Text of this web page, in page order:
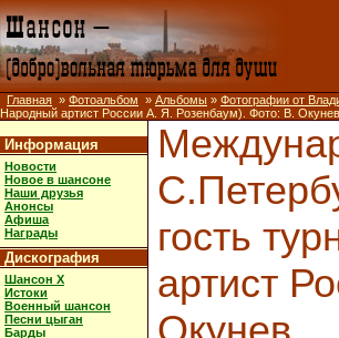
Главная » Фотоальбом » Альбомы » Фотографии от
Народный артист России А. Я. Розенбаум). Фото: В. Окунев
Информация
Новости
Новое в шансоне
Наши друзья
Анонсы
Афиша
Награды
Дискография
Шансон X
Истоки
Военный шансон
Песни цыган
Барды
гость
артист